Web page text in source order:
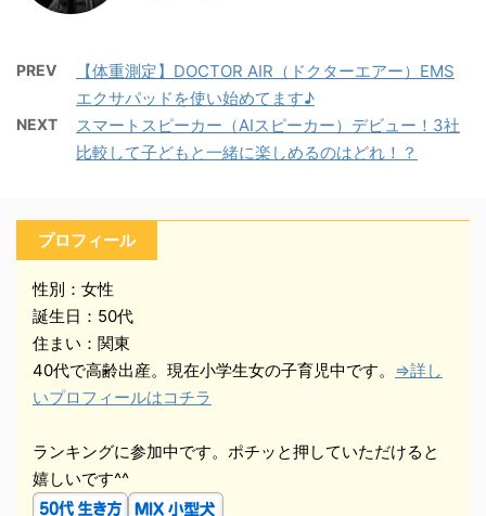
PREV
【体重測定】DOCTOR AIR（ドクターエアー）EMS
エクサパッドを使い始めてます♪
NEXT
スマートスピーカー（AIスピーカー）デビュー！3社
比較して子どもと一緒に楽しめるのはどれ！？
プロフィール
性別：女性
誕生日：50代
住まい：関東
40代で高齢出産。現在小学生女の子育児中です。 ⇒詳し
いプロフィールはコチラ
ランキングに参加中です。ポチッと押していただけると
嬉しいです^^